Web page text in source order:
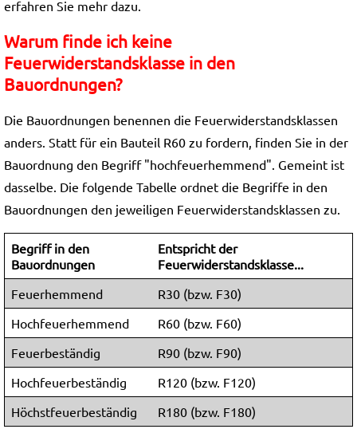
erfahren Sie mehr dazu.
Warum finde ich keine
Feuerwiderstandsklasse in den
Bauordnungen?
Die Bauordnungen benennen die Feuerwiderstandsklassen
anders. Statt für ein Bauteil R60 zu fordern, finden Sie in der
Bauordnung den Begriff "hochfeuerhemmend". Gemeint ist
dasselbe. Die folgende Tabelle ordnet die Begriffe in den
Bauordnungen den jeweiligen Feuerwiderstandsklassen zu.
Begriff in den
Bauordnungen
Entspricht der
Feuerwiderstandsklasse...
Feuerhemmend
R30 (bzw. F30)
Hochfeuerhemmend
R60 (bzw. F60)
Feuerbeständig
R90 (bzw. F90)
Hochfeuerbeständig
R120 (bzw. F120)
Höchstfeuerbeständig
R180 (bzw. F180)